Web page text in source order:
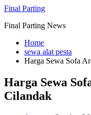
Skip
content
Final Parting
Final Parting News
Home
sewa alat pesta
Harga Sewa Sofa
Harga Sewa
Cilandak